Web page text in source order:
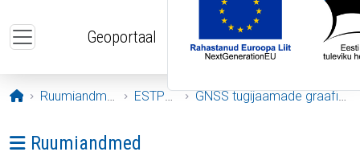
Geoportaal
Avaleht
Ruumiandmed ESTPOS GNSS tugijaamade graafikud
Ava menüü: Ruumiandmed
Ruumiandmed